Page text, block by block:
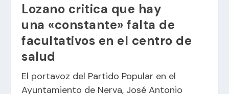
Lozano critica que hay
una «constante» falta de
facultativos en el centro de
salud
El portavoz del Partido Popular en el
Ayuntamiento de Nerva, José Antonio